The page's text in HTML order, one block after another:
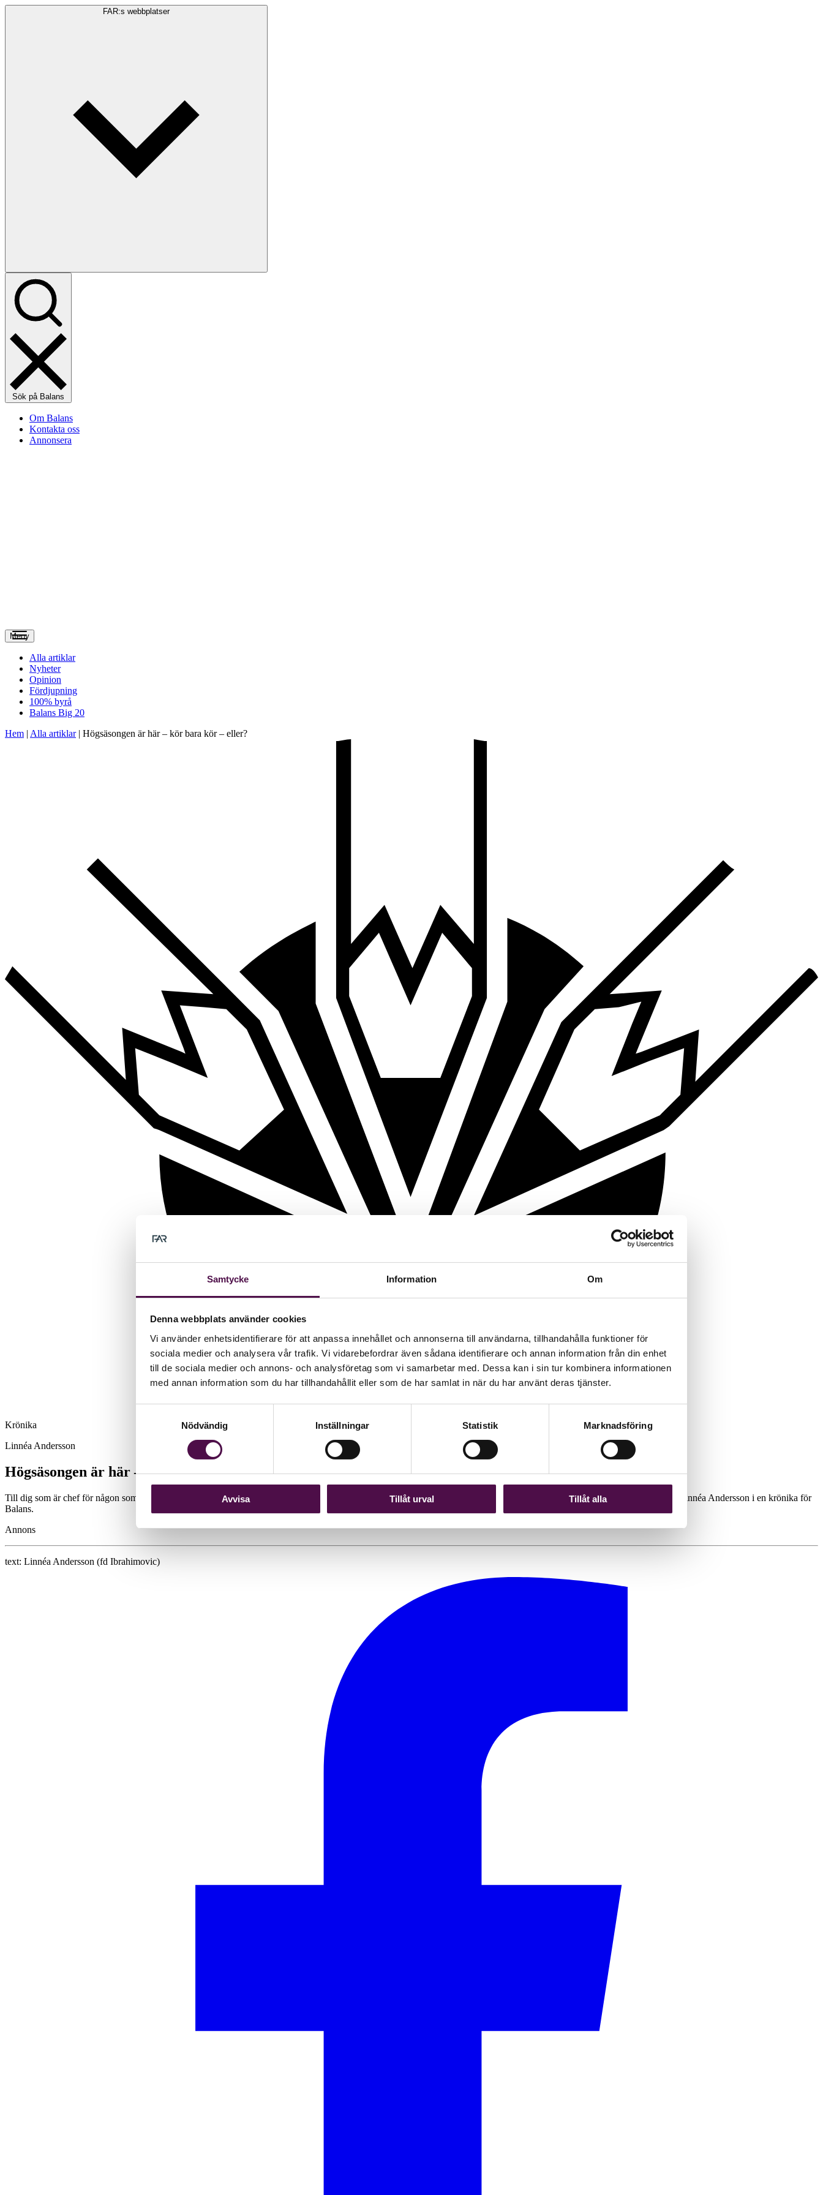
Samtycke Information Om
Denna webbplats använder cookies
Vi använder enhetsidentifierare för att anpassa innehållet och annonserna till användarna, tillhandahålla funktioner för
sociala medier och analysera vår trafik. Vi vidarebefordrar även sådana identifierare och annan information från din enhet
till de sociala medier och annons- och analysföretag som vi samarbetar med. Dessa kan i sin tur kombinera informationen
med annan information som du har tillhandahållit eller som de har samlat in när du har använt deras tjänster.
Nödvändig
Inställningar Statistik Marknadsföring
Avvisa Tillåt urval Tillåt alla
FAR:s webbplatser
Sök på Balans
Om Balans
Kontakta oss
Annonsera
Meny
Alla artiklar
Nyheter
Opinion
Fördjupning
100% byrå
Balans Big 20
Hem | Alla artiklar| Högsäsongen är här – kör bara kör – eller?
Krönika
Linnéa Andersson
Högsäsongen är här – kör bara kör – eller?
Till dig som är chef för någon som mig. Våga fråga och hjälp till att bromsa om det behövs. För välmående medarbetare är den största tillgången din avdelning har. Det skriver Linnéa Andersson i en krönika för
Balans.
Annons
text: Linnéa Andersson (fd Ibrahimovic)